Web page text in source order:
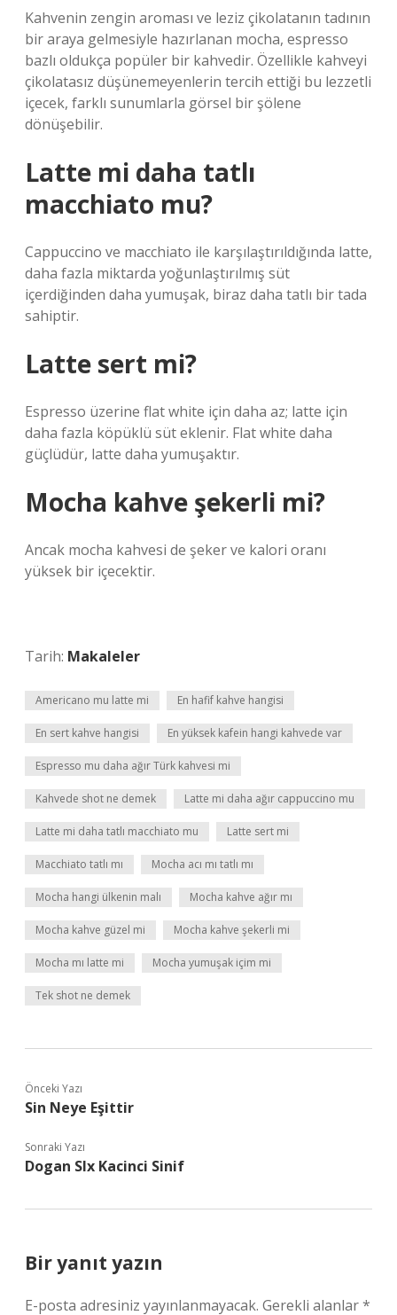
Kahvenin zengin aroması ve leziz çikolatanın tadının
bir araya gelmesiyle hazırlanan mocha, espresso
bazlı oldukça popüler bir kahvedir. Özellikle kahveyi
çikolatasız düşünemeyenlerin tercih ettiği bu lezzetli
içecek, farklı sunumlarla görsel bir şölene
dönüşebilir.
Latte mi daha tatlı
macchiato mu?
Cappuccino ve macchiato ile karşılaştırıldığında latte,
daha fazla miktarda yoğunlaştırılmış süt
içerdiğinden daha yumuşak, biraz daha tatlı bir tada
sahiptir.
Latte sert mi?
Espresso üzerine flat white için daha az; latte için
daha fazla köpüklü süt eklenir. Flat white daha
güçlüdür, latte daha yumuşaktır.
Mocha kahve şekerli mi?
Ancak mocha kahvesi de şeker ve kalori oranı
yüksek bir içecektir.
Tarih: Makaleler
Americano mu latte mi En hafif kahve hangisi
En sert kahve hangisi En yüksek kafein hangi kahvede var
Espresso mu daha ağır Türk kahvesi mi
Kahvede shot ne demek Latte mi daha ağır cappuccino mu
Latte mi daha tatlı macchiato mu Latte sert mi
Macchiato tatlı mı Mocha acı mı tatlı mı
Mocha hangi ülkenin malı Mocha kahve ağır mı
Mocha kahve güzel mi Mocha kahve şekerli mi
Mocha mı latte mi Mocha yumuşak içim mi
Tek shot ne demek
Önceki Yazı
Sin Neye Eşittir
Sonraki Yazı
Dogan Slx Kacinci Sinif
Bir yanıt yazın
E-posta adresiniz yayınlanmayacak. Gerekli alanlar*